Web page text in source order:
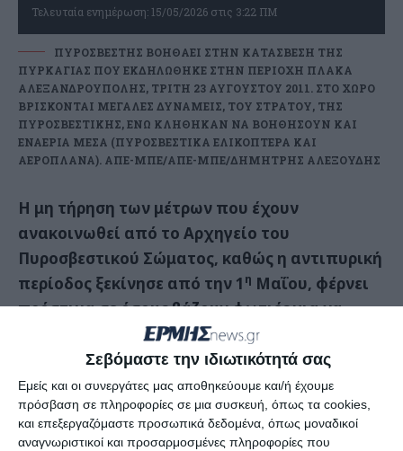
Σεβόμαστε την ιδιωτικότητά σας
Εμείς και οι συνεργάτες μας αποθηκεύουμε και/ή έχουμε
πρόσβαση σε πληροφορίες σε μια συσκευή, όπως τα cookies,
και επεξεργαζόμαστε προσωπικά δεδομένα, όπως μοναδικοί
αναγνωριστικοί και προσαρμοσμένες πληροφορίες που
Τελευταία ενημέρωση: 15/05/2026 στις 3:22 ΠΜ
ΠΥΡΟΣΒΈΣΤΗΣ ΒΟΗΘΆΕΙ ΣΤΗΝ ΚΑΤΆΣΒΕΣΗ ΤΗΣ
ΠΥΡΚΑΓΙΆΣ ΠΟΥ ΕΚΔΗΛΏΘΗΚΕ ΣΤΗΝ ΠΕΡΙΟΧΉ ΠΛΆΚΑ
ΑΛΕΞΑΝΔΡΟΎΠΟΛΗΣ, ΤΡΊΤΗ 23 ΑΥΓΟΎΣΤΟΥ 2011. ΣΤΟ ΧΏΡΟ
ΒΡΊΣΚΟΝΤΑΙ ΜΕΓΆΛΕΣ ΔΥΝΆΜΕΙΣ, ΤΟΥ ΣΤΡΑΤΟΎ, ΤΗΣ
ΠΥΡΟΣΒΕΣΤΙΚΉΣ, ΕΝΏ ΚΛΉΘΗΚΑΝ ΝΑ ΒΟΗΘΉΣΟΥΝ ΚΑΙ
ΕΝΑΈΡΙΑ ΜΈΣΑ (ΠΥΡΟΣΒΕΣΤΙΚΆ ΕΛΙΚΌΠΤΕΡΑ ΚΑΙ
ΑΕΡΟΠΛΆΝΑ). ΑΠΕ-ΜΠΕ/ΑΠΕ-ΜΠΕ/ΔΗΜΗΤΡΗΣ ΑΛΕΞΟΥΔΗΣ
H μη τήρηση των μέτρων που έχουν
ανακοινωθεί από το Αρχηγείο του
Πυροσβεστικού Σώματος, καθώς η αντιπυρική
περίοδος ξεκίνησε από την 1 η Μαΐου, φέρνει
πρόστιμα σε όσους βάζουν φωτιές για να
κάψουν χόρτα κλπ.
Τα πρόστιμα είναι ιδιαιτέρως αυστηρά και γι’
αυτό πρέπει να τηρούνται όσα ανακοινώνονται.
Ένα ακόμα πρόστιμο επιβλήθηκε στη Ζάκυνθο για